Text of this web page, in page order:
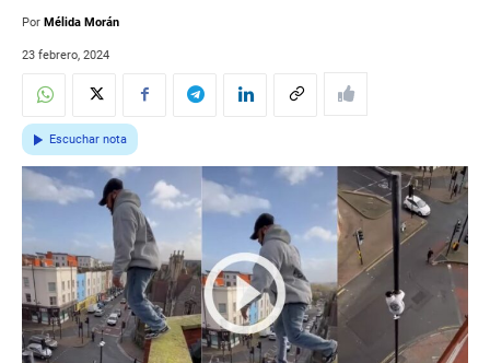
Por Mélida Morán
23 febrero, 2024
Escuchar nota